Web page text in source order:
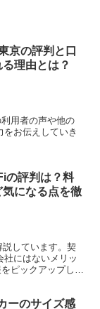
京の評判と口
理由とは？
用者の声や他の
お伝えしていき
の評判は？料
になる点を徹
しています。契
社にはないメリッ
ピックアップして
ーのサイズ感